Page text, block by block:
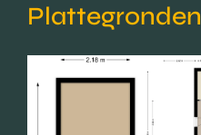
Plattegronden